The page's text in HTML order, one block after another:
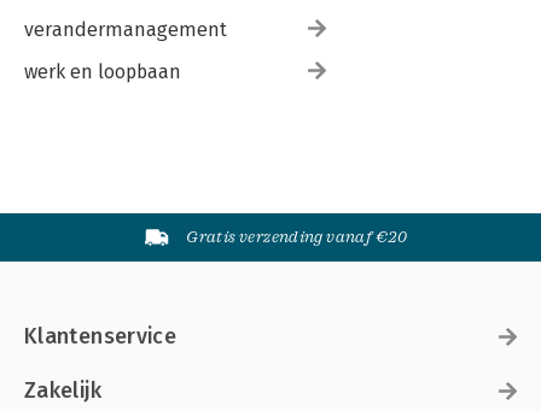
verandermanagement
werk en loopbaan
Gratis verzending vanaf €20
Klantenservice
Zakelijk